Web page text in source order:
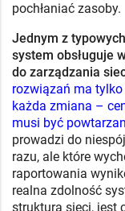
pochłaniać zasoby.
Jednym z
system obsługuje
do zarządzania
rozwiązań ma
każda zmiana –
musi być
prowadzi do
razu, ale które
raportowania
realna zdolność
strukturą sieci, jest